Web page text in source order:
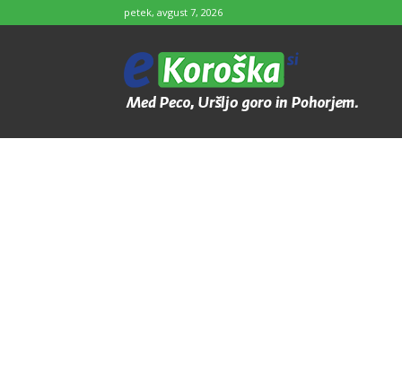
petek, avgust 7, 2026
e-
Koroška